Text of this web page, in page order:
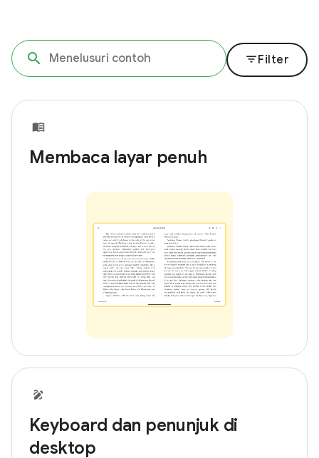
filter_listFilter
Membaca layar penuh
Keyboard dan penunjuk di
desktop